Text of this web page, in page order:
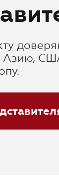
Азию,